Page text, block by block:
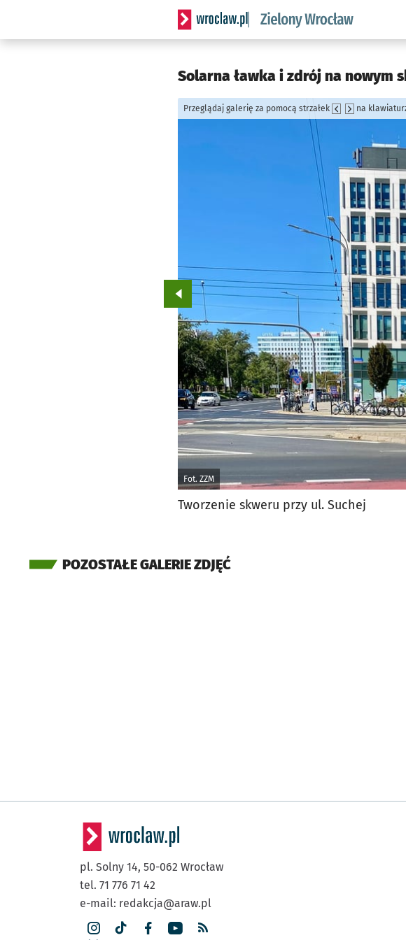
Serwis informacyjny wroclaw.pl podserwis:
Solarna ławka i zdrój na nowym
Fot. ZZM
Przeglądaj galerię za pomocą strzałek na
Przejdź do poprzedniego zdjęcia.
Tworzenie skweru przy ul. Suchej
POZOSTAŁE GALERIE ZDJĘĆ
pl. Solny 14, 50-062 Wrocław
tel. 71 776 71 42
e-mail: redakcja@araw.pl